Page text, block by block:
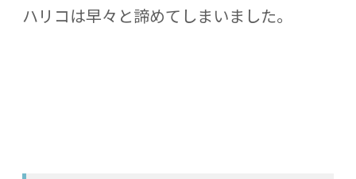
ハリコは早々と諦めてしまいました。